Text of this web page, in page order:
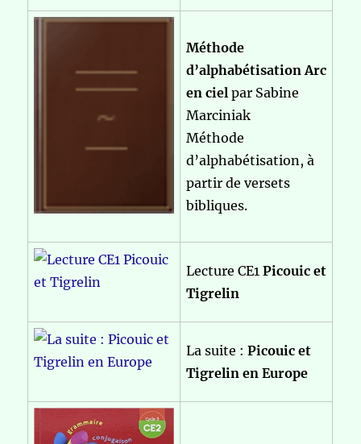
Méthode
d’alphabétisation Arc
en ciel par Sabine
Marciniak
Méthode
d’alphabétisation, à
partir de versets
bibliques.
Lecture CE1Picouic et
Tigrelin
La suite :Picouic et
Tigrelin en Europe